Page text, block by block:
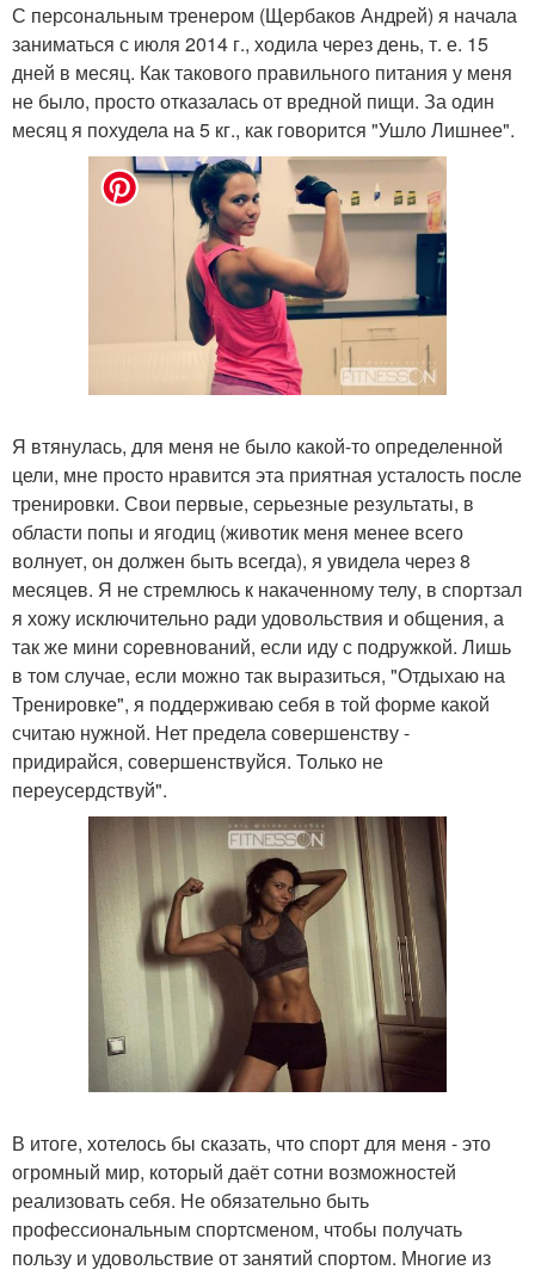
С персональным тренером (Щербаков Андрей) я начала
заниматься с июля 2014 г., ходила через день, т. е. 15
дней в месяц. Как такового правильного питания у меня
не было, просто отказалась от вредной пищи. За один
месяц я похудела на 5 кг., как говорится "Ушло Лишнее".
Я втянулась, для меня не было какой-то определенной
цели, мне просто нравится эта приятная усталость после
тренировки. Свои первые, серьезные результаты, в
области попы и ягодиц (животик меня менее всего
волнует, он должен быть всегда), я увидела через 8
месяцев. Я не стремлюсь к накаченному телу, в спортзал
я хожу исключительно ради удовольствия и общения, а
так же мини соревнований, если иду с подружкой. Лишь
в том случае, если можно так выразиться, "Отдыхаю на
Тренировке", я поддерживаю себя в той форме какой
считаю нужной. Нет предела совершенству -
придирайся, совершенствуйся. Только не
переусердствуй".
В итоге, хотелось бы сказать, что спорт для меня - это
огромный мир, который даёт сотни возможностей
реализовать себя. Не обязательно быть
профессиональным спортсменом, чтобы получать
пользу и удовольствие от занятий спортом. Многие из